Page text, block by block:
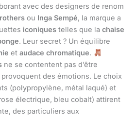
avec des designers de renom
ou Inga Sempé, la marque a
iconiques telles que la chaise
. Leur secret ? Un équilibre
et audace chromatique.
ne se contentent pas d’être
des émotions. Le choix
(polypropylène, métal laqué) et
électrique, bleu cobalt) attirent
des particuliers aux